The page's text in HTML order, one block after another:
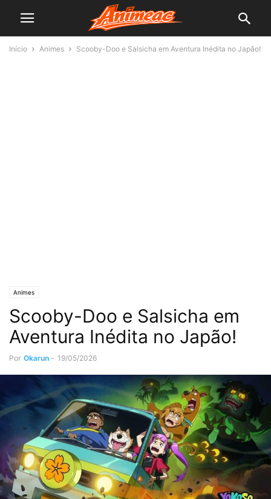
Início Animes Scooby-Doo e Salsicha em Aventura Inédita no Japão!
Animes
Scooby-Doo e Salsicha em
Aventura Inédita no Japão!
Por Okarun - 19/05/2026